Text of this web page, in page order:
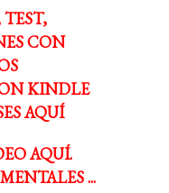
CON
KINDLE
AQUÍ
AQUÍ.
...